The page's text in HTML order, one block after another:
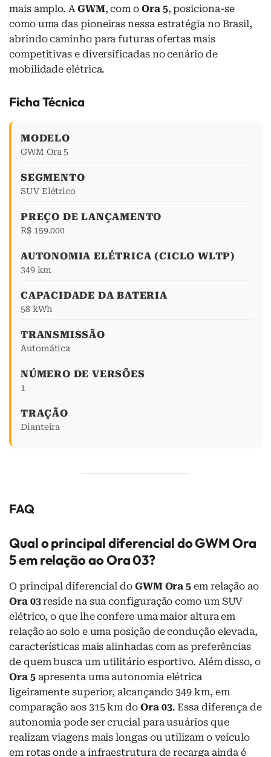
mais amplo. AGWM, com oOra 5, posiciona-se
como uma das pioneiras nessa estratégia no Brasil,
abrindo caminho para futuras ofertas mais
competitivas e diversificadas no cenário de
mobilidade elétrica.
Ficha Técnica
MODELO
GWM Ora 5
SEGMENTO
SUV Elétrico
PREÇO DE LANÇAMENTO
R$ 159.000
AUTONOMIA ELÉTRICA (CICLO WLTP)
349 km
CAPACIDADE DA BATERIA
58 kWh
TRANSMISSÃO
Automática
NÚMERO DE VERSÕES
1
TRAÇÃO
Dianteira
FAQ
Qual o principal diferencial do GWM Ora
5 em relação ao Ora 03?
O principal diferencial do GWM Ora 5 em relação ao
Ora 03reside na sua configuração como um SUV
elétrico, o que lhe confere uma maior altura em
relação ao solo e uma posição de condução elevada,
características mais alinhadas com as preferências
de quem busca um utilitário esportivo. Além disso, o
Ora 5apresenta uma autonomia elétrica
ligeiramente superior, alcançando 349 km, em
comparação aos 315 km do Ora 03. Essa diferença de
autonomia pode ser crucial para usuários que
realizam viagens mais longas ou utilizam o veículo
em rotas onde a infraestrutura de recarga ainda é